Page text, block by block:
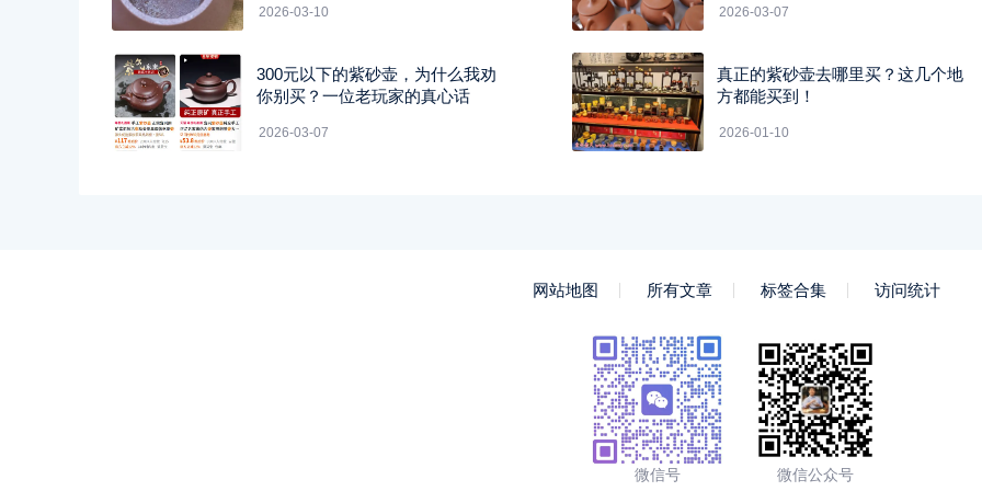
2026-03-10 2026-03-07
300元以下的紫砂壶，为什么我劝
你别买？一位老玩家的真心话
2026-03-07
真正的紫砂壶去哪里买？这几个地
方都能买到！
2026-01-10
网站地图 所有文章 标签合集 访问统计
微信号 微信公众号